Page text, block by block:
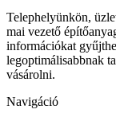
Telephelyünkön,
mai vezető
információkat
legoptimálisabbnak
vásárolni.
Navigáció